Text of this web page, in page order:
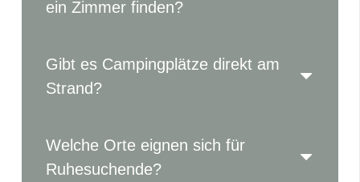
ein Zimmer finden?
Gibt es Campingplätze direkt am
Strand?
Welche Orte eignen sich für
Ruhesuchende?